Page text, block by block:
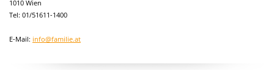
1010 Wien
Tel: 01/51611-1400
E-Mail: info@familie.at